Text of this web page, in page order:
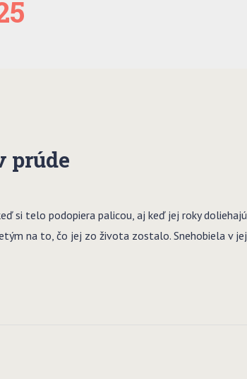
prúde
si telo podopiera palicou, aj keď jej roky
na to, čo jej zo života zostalo. Snehobiela v